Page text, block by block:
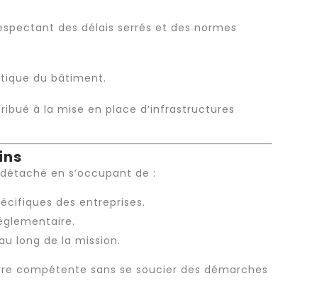
des délais serrés et des normes
du bâtiment.
à la mise en place d’infrastructures
en s’occupant de :
des entreprises.
long de la mission.
compétente sans se soucier des démarches